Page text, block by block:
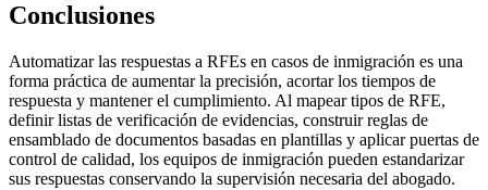
Conclusiones
Automatizar las respuestas a RFEs en casos de inmigración es una
forma práctica de aumentar la precisión, acortar los tiempos de
respuesta y mantener el cumplimiento. Al mapear tipos de RFE,
definir listas de verificación de evidencias, construir reglas de
ensamblado de documentos basadas en plantillas y aplicar puertas de
control de calidad, los equipos de inmigración pueden estandarizar
sus respuestas conservando la supervisión necesaria del abogado.